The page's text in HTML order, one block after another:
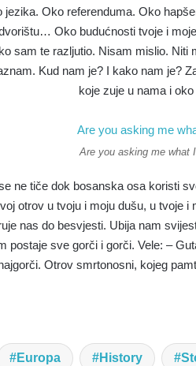
Oko referenduma. Oko
Oko budućnosti tvoje i
sam te razljutio. Nisam mislio.
Kud nam je? I kako nam je?
koje zuje u nama i
Are you asking me what
ne tiče dok bosanska osa koristi
otrov u tvoju i moju dušu, u tvoje
nas do besvjesti. Ubija nam
postaje sve gorči i gorči. Vele: –
Otrov smrtonosni, kojeg
Europa History